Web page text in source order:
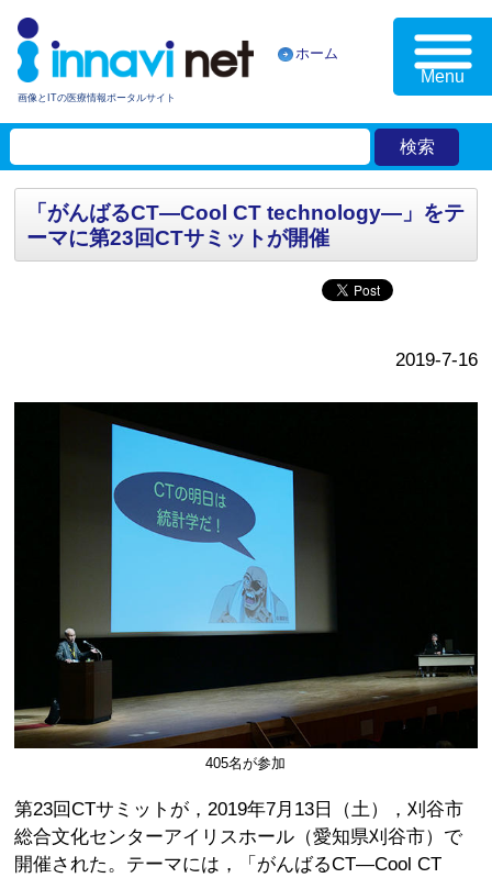
画像とITの医療情報ポータルサイト
ホーム
Menu
「がんばるCT—Cool CT technology—」をテ
ーマに第23回CTサミットが開催
2019-7-16
405名が参加
第23回CTサミットが，2019年7月13日（土），刈谷市
総合文化センターアイリスホール（愛知県刈谷市）で
開催された。テーマには，「がんばるCT—Cool CT